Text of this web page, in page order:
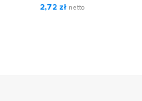
2,72 złnetto